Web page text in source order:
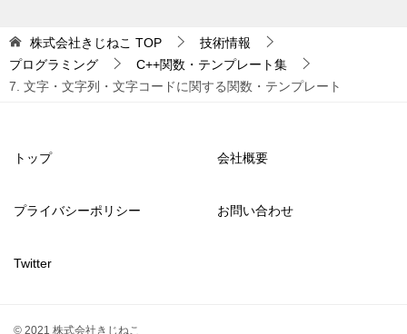
株式会社きじねこ TOP
技術情報
プログラミング
C++関数・テンプレート集
7. 文字・文字列・文字コードに関する関数・テンプレート
トップ 会社概要
プライバシーポリシー お問い合わせ
Twitter
© 2021 株式会社きじねこ